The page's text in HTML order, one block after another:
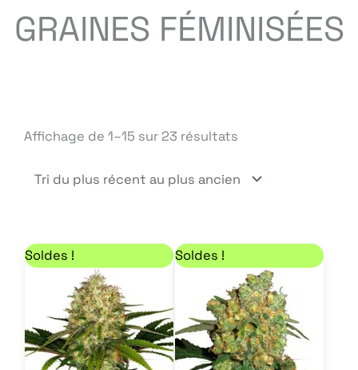
GRAINES FÉMINISÉES
Affichage de 1–15 sur 23 résultats
plus
ancien
Soldes ! Plage de prix : 21,68 € à 59,50 €
Ce
produit
plusieurs
variations.
Soldes ! Plage de prix :
Ce
plusieurs
variations.